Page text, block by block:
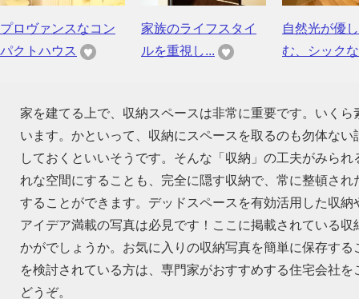
プロヴァンスなコン
パクトハウス
家族のライフスタイ
ルを重視し...
自然光が優
む、シック
家を建てる上で、収納スペースは非常に重要です。いく
います。かといって、収納にスペースを取るのも勿体な
しておくといいそうです。そんな「収納」の工夫がみら
れな空間にすることも、完全に隠す収納で、常に整頓さ
することができます。デッドスペースを有効活用した収
アイデア満載の写真は必見です！ここに掲載されている
かがでしょうか。お気に入りの収納写真を簡単に保存す
を検討されている方は、専門家がおすすめする住宅会社
どうぞ。